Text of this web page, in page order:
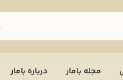
مجله بامار درباره بامار